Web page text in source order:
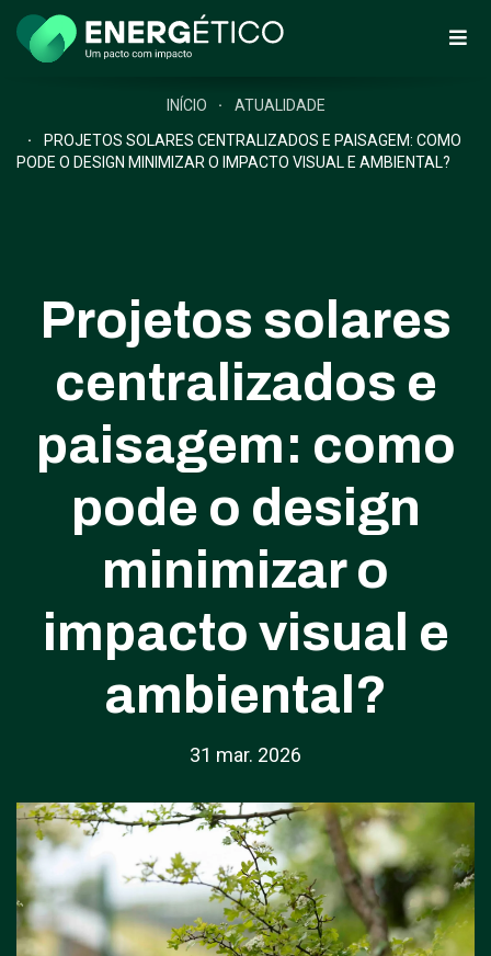
INÍCIO
ATUALIDADE
PROJETOS SOLARES CENTRALIZADOS E PAISAGEM: COMO
PODE O DESIGN MINIMIZAR O IMPACTO VISUAL E AMBIENTAL?
Projetos solares
centralizados e
paisagem: como
pode o design
minimizar o
impacto visual e
ambiental?
31 mar. 2026